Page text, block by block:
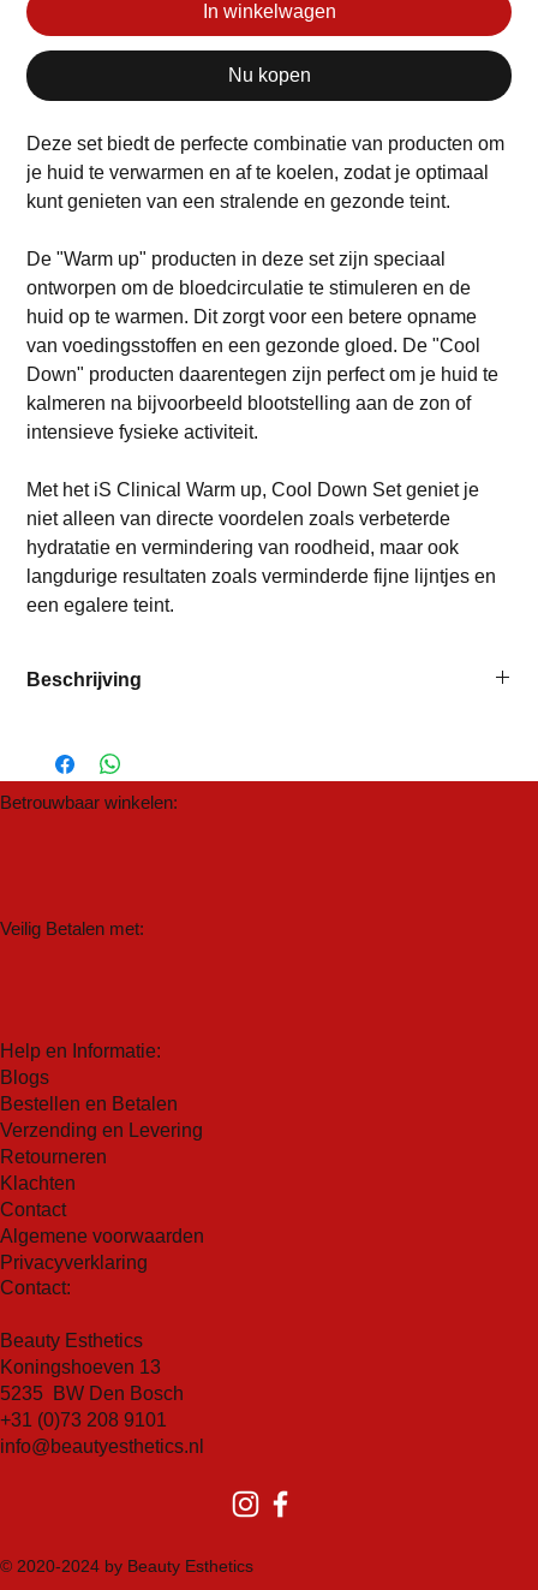
In winkelwagen
Nu kopen
Deze set biedt de perfecte combinatie van producten om
je huid te verwarmen en af te koelen, zodat je optimaal
kunt genieten van een stralende en gezonde teint.
De "Warm up" producten in deze set zijn speciaal
ontworpen om de bloedcirculatie te stimuleren en de
huid op te warmen. Dit zorgt voor een betere opname
van voedingsstoffen en een gezonde gloed. De "Cool
Down" producten daarentegen zijn perfect om je huid te
kalmeren na bijvoorbeeld blootstelling aan de zon of
intensieve fysieke activiteit.
Met het iS Clinical Warm up, Cool Down Set geniet je
niet alleen van directe voordelen zoals verbeterde
hydratatie en vermindering van roodheid, maar ook
langdurige resultaten zoals verminderde fijne lijntjes en
een egalere teint.
Beschrijving
Warming honey cleanser 120 ml
Hydra-Intensive Cooling Masque 120 ml
Help en Informatie:
Blogs
Bestellen en Betalen
Verzending en Levering
Retourneren
Klachten
Contact
Algemene voorwaarden
Privacyverklaring
Contact:
Beauty Esthetics
Koningshoeven 13
5235 BW Den Bosch
+31 (0)73 208 9101
info@beautyesthetics.nl
Veilig Betalen met:
© 2020-2024 by Beauty Esthetics
Betrouwbaar winkelen: